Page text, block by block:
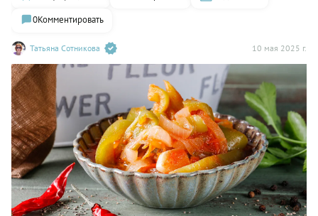
Татьяна Сотникова 10 мая 2025 г.
0Комментировать